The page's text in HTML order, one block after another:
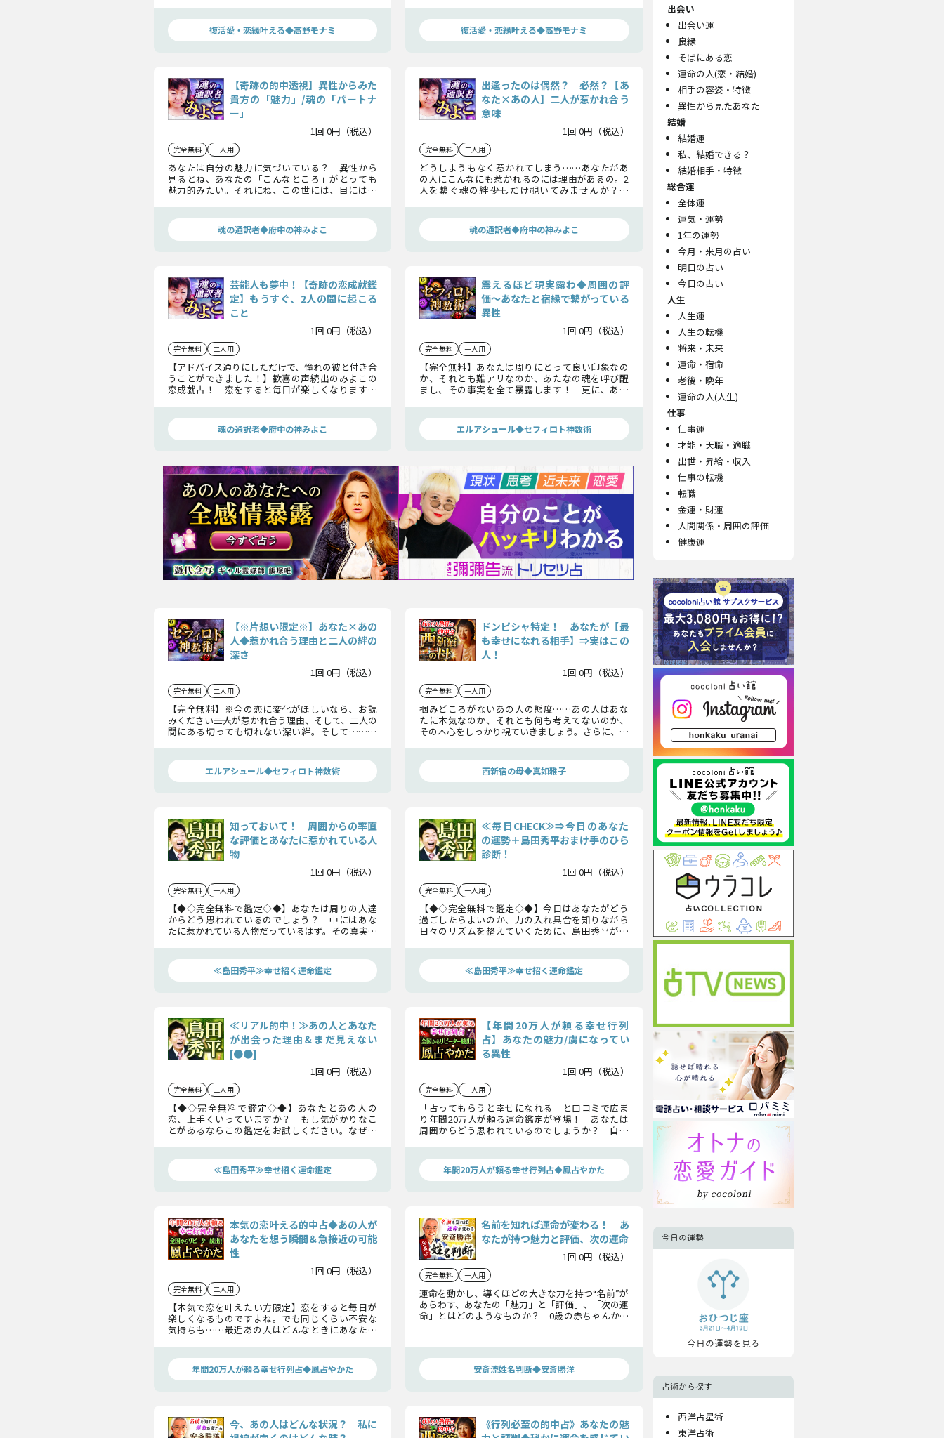
復活愛・恋縁叶える◆高野モナミ 復活愛・恋縁叶える◆高野モナミ
【奇跡の的中透視】異性からみた
貴方の「魅力」/魂の「パートナ
ー」
1回 0円（税込）
完全無料 一人用
あなたは自分の魅力に気づいている？ 異性から
見るとね、あなたの「こんなところ」がとっても
魅力的みたい。それにね、この世には、目には見
早速、お伝えしましょう。
魂の通訳者◆府中の神みよこ
出逢ったのは偶然？ 必然？【あ
なた×あの人】二人が惹かれ合う
意味
1回 0円（税込）
完全無料 二人用
どうしようもなく惹かれてしまう……あなたがあ
の人にこんなにも惹かれるのには理由があるの。2
人を繋ぐ魂の絆――少しだけ覗いてみませんか？
魂の通訳者◆府中の神みよこ
芸能人も夢中！【奇跡の恋成就鑑
定】もうすぐ、2人の間に起こる
こと
1回 0円（税込）
完全無料 二人用
【アドバイス通りにしただけで、憧れの彼と付き合
うことができました！】歓喜の声続出のみよこの
恋成就占！ 恋をすると毎日が楽しくなりますよ
願いを、ここで占ってみましょう！
魂の通訳者◆府中の神みよこ
震えるほど現実露わ◆周囲の評
価〜あなたと宿縁で繋がっている
異性
1回 0円（税込）
完全無料 一人用
【完全無料】あなたは周りにとって良い印象なの
か、それとも難アリなのか、あたなの魂を呼び醒
まし、その事実を全て暴露します！ 更に、あな
い！
エルアシュール◆セフィロト神数術
【※片想い限定※】あなた×あの
人◆惹かれ合う理由と二人の絆の
深さ
1回 0円（税込）
完全無料 二人用
【完全無料】※今の恋に変化がほしいなら、お読
みください――二人が惹かれ合う理由、そして、二人の
間にある切っても切れない深い絆。そして……あ
エルアシュール◆セフィロト神数術
ドンピシャ特定！ あなたが【最
も幸せになれる相手】⇒実はこの
人！
1回 0円（税込）
完全無料 一人用
掴みどころがないあの人の態度……あの人はあな
たに本気なのか、それとも何も考えてないのか、
その本心をしっかり視ていきましょう。さらに、あ
西新宿の母◆真如雅子
知っておいて！ 周囲からの率直
な評価とあなたに惹かれている人
物
1回 0円（税込）
完全無料 一人用
【◆◇完全無料で鑑定◇◆】あなたは周りの人達
からどう思われているのでしょう？ 中にはあな
たに惹かれている人物だっているはず。その真実を
≪島田秀平≫幸せ招く運命鑑定
≪毎日CHECK≫⇒今日のあなた
の運勢＋島田秀平おまけ手のひら
診断！
1回 0円（税込）
完全無料 一人用
【◆◇完全無料で鑑定◇◆】今日はあなたがどう
過ごしたらよいのか、力の入れ具合を知りながら
日々のリズムを整えていくために、島田秀平が毎
な？ ぜひ、試してみてください！
≪島田秀平≫幸せ招く運命鑑定
≪リアル的中！≫あの人とあなた
が出会った理由＆まだ見えない
[●●]
1回 0円（税込）
完全無料 二人用
【◆◇完全無料で鑑定◇◆】あなたとあの人の
恋、上手くいっていますか？ もし気がかりなこ
とがあるならこの鑑定をお試しください。なぜ二
います。恋を叶えたいなら必見です！
≪島田秀平≫幸せ招く運命鑑定
【年間20万人が頼る幸せ行列
占】あなたの魅力/虜になってい
る異性
1回 0円（税込）
完全無料 一人用
「占ってもらうと幸せになれる」と口コミで広ま
り年間20万人が頼る運命鑑定が登場！ あなたは
周囲からどう思われているのでしょうか？ 自分
についてもお話していきましょう。
年間20万人が頼る幸せ行列占◆鳳占やかた
本気の恋叶える的中占◆あの人が
あなたを想う瞬間＆急接近の可能
性
1回 0円（税込）
完全無料 二人用
【本気で恋を叶えたい方限定】恋をすると毎日が
楽しくなるものですよね。でも同じくらい不安な
気持ちも……最近あの人はどんなときにあなたを
年間20万人が頼る幸せ行列占◆鳳占やかた
名前を知れば運命が変わる！ あ
なたが持つ魅力と評価、次の運命
1回 0円（税込）
完全無料 一人用
運命を動かし、導くほどの大きな力を持つ“名前”が
あらわす、あなたの「魅力」と「評価」、「次の運
命」とはどのようなものか？ 0歳の赤ちゃんから
勝洋がお話ししましょう。
安斎流姓名判断◆安斎勝洋
今、あの人はどんな状況？ 私に
《行列必至の的中占》あなたの魅
出会い
出会い運
良縁
そばにある恋
運命の人(恋・結婚)
相手の容姿・特徴
異性から見たあなた
結婚
結婚運
私、結婚できる？
結婚相手・特徴
総合運
全体運
運気・運勢
1年の運勢
今月・来月の占い
明日の占い
今日の占い
人生
人生運
人生の転機
将来・未来
運命・宿命
老後・晩年
運命の人(人生)
仕事
仕事運
才能・天職・適職
出世・昇給・収入
仕事の転機
転職
金運・財運
人間関係・周囲の評価
健康運
今日の運勢
今日の運勢を見る
占術から探す
西洋占星術
東洋占術